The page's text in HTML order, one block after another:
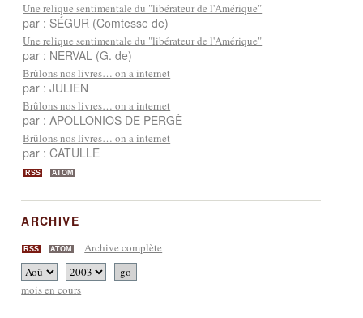
Une relique sentimentale du "libérateur de l'Amérique"
par : SÉGUR (Comtesse de)
Une relique sentimentale du "libérateur de l'Amérique"
par : NERVAL (G. de)
Brûlons nos livres… on a internet
par : JULIEN
Brûlons nos livres… on a internet
par : APOLLONIOS DE PERGÈ
Brûlons nos livres… on a internet
par : CATULLE
RSS ATOM
ARCHIVE
RSS ATOM Archive complète
mois en cours